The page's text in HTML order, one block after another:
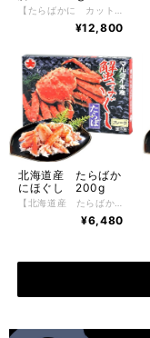
¥12,800
北海道産 たらばか
にほぐし 200g
¥6,480